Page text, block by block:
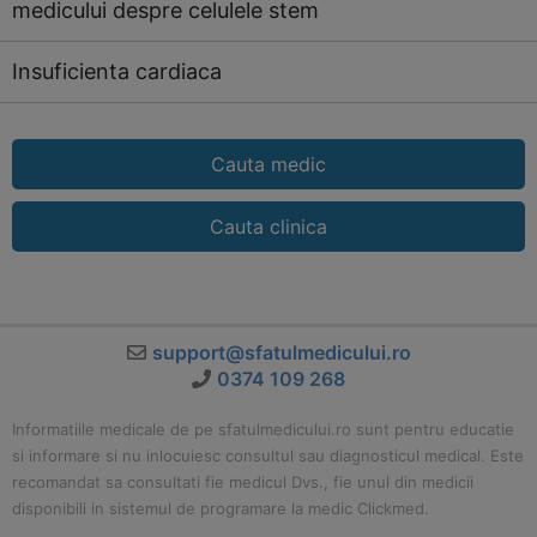
medicului despre celulele stem
Insuficienta cardiaca
Cauta medic
Cauta clinica
support@sfatulmedicului.ro
0374 109 268
Informatiile medicale de pe sfatulmedicului.ro sunt pentru educatie
si informare si nu inlocuiesc consultul sau diagnosticul medical. Este
recomandat sa consultati fie medicul Dvs., fie unul din medicii
disponibili in sistemul de programare la medic Clickmed.